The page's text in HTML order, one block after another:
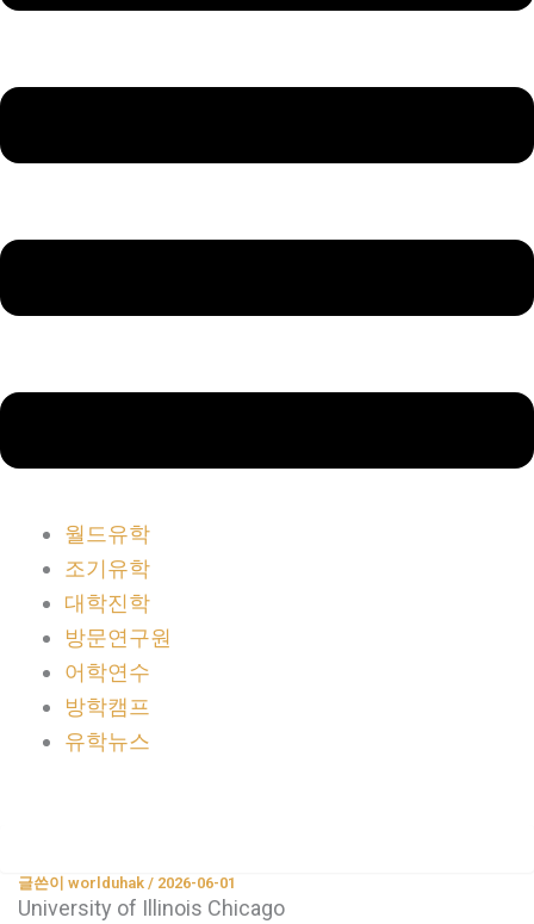
월드유학
조기유학
대학진학
방문연구원
어학연수
방학캠프
유학뉴스
글쓴이 worlduhak / 2026-06-01
University of Illinois Chicago